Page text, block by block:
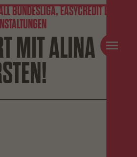
BUNDESLIGA, EASYCREDIT BBL,
MIT ALINA